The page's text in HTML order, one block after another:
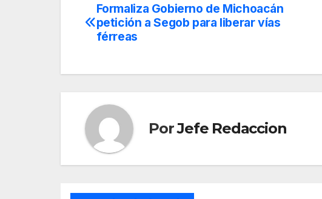
Navegación
de
Formaliza Gobierno de Michoacán
petición a Segob para liberar vías
férreas
PorJefe Redaccion